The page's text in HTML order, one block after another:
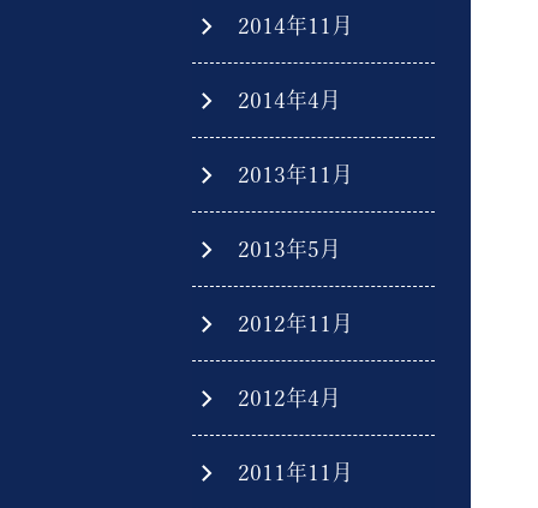
2014年11月
2014年4月
2013年11月
2013年5月
2012年11月
2012年4月
2011年11月